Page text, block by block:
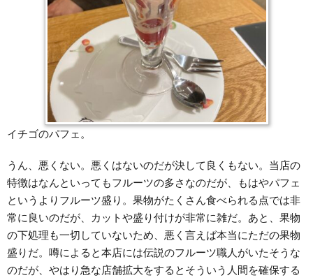
イチゴのパフェ。
うん、悪くない。悪くはないのだが決して良くもない。当店の
特徴はなんといってもフルーツの多さなのだが、もはやパフェ
というよりフルーツ盛り。果物がたくさん食べられる点では非
常に良いのだが、カットや盛り付けが非常に雑だ。あと、果物
の下処理も一切していないため、悪く言えば本当にただの果物
盛りだ。噂によると本店には伝説のフルーツ職人がいたそうな
のだが、やはり急な店舗拡大をするとそういう人間を確保する